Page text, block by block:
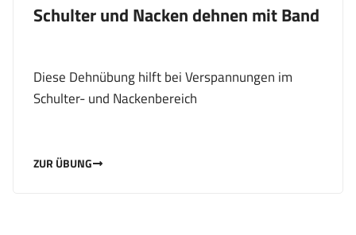
Schulter und Nacken dehnen mit Band
Diese Dehnübung hilft bei Verspannungen im
Schulter- und Nackenbereich
ZUR ÜBUNG